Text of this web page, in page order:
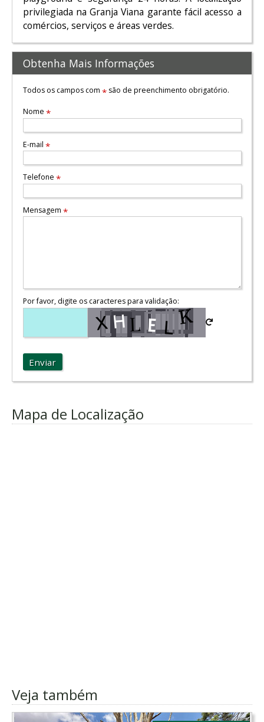
privilegiada na Granja Viana garante fácil acesso a
comércios, serviços e áreas verdes.
Obtenha Mais Informações
Todos os campos com *são de preenchimento obrigatório.
Nome *
E-mail *
Telefone *
Mensagem *
Por favor, digite os caracteres para validação:
Enviar
Mapa de Localização
Veja também